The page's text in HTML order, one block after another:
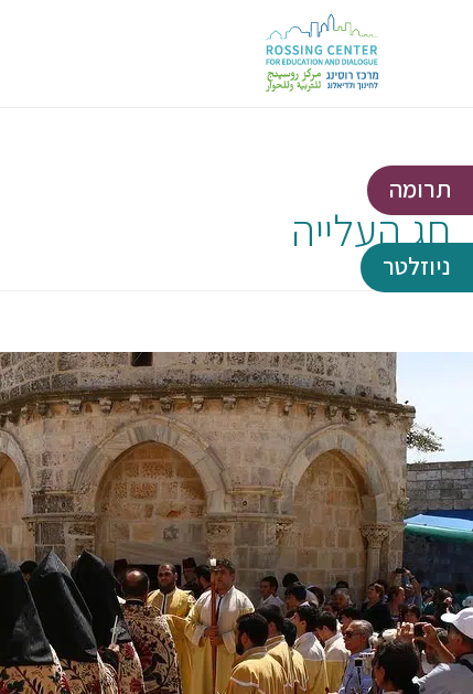
חג העלייה
תרומה
ניוזלטר